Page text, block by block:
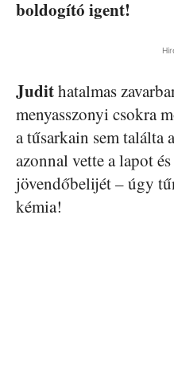
boldogító igent!
Judithatalmas
menyasszonyi csokra
a tűsarkain sem találta
azonnal vette a lapot
jövendőbelijét – úgy
kémia!